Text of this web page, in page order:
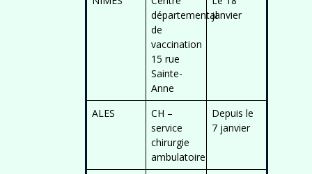
départemental
de
vaccination
15 rue
Sainte-
Anne
janvier
ALES
CH –
service
chirurgie
ambulatoire
Depuis le
7 janvier